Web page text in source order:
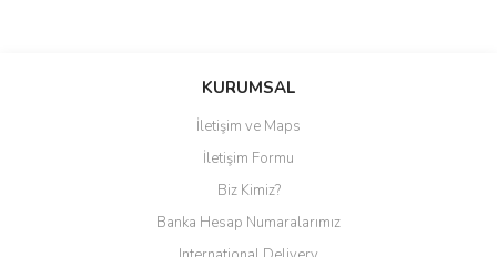
KURUMSAL
İletişim ve Maps
İletişim Formu
Biz Kimiz?
Banka Hesap Numaralarımız